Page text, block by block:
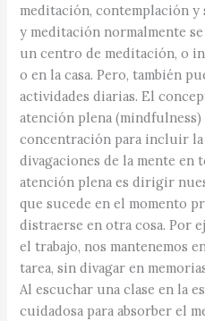
meditación, contemplación y
y meditación normalmente
un centro de meditación, o
o en la casa. Pero, también
actividades diarias. El
atención plena
concentración para incluir
divagaciones de la mente en
atención plena es dirigir
que sucede en el momento
distraerse en otra cosa. Por
el trabajo, nos mantenemos
tarea, sin divagar en
Al escuchar una clase en la
cuidadosa para absorber el